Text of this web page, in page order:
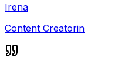
Irena
Content Creatorin